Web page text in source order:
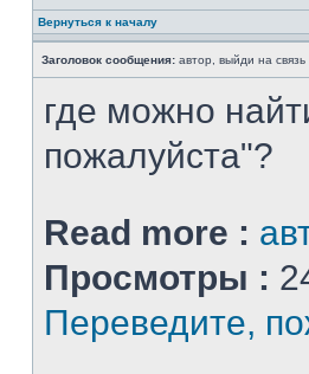
Вернуться к началу
Заголовок сообщения: автор, выйди на связь
где можно
пожалуйста"?
Read more :
Просмотры :
Переведите,